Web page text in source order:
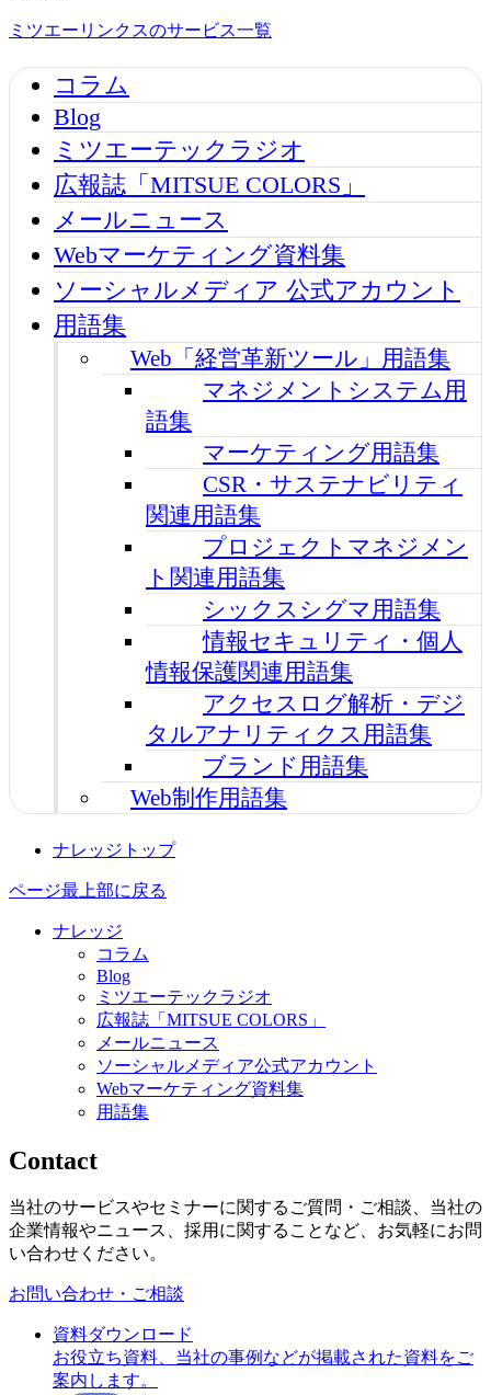
ミツエーリンクスのサービス一覧
コラム
Blog
ミツエーテックラジオ
広報誌「MITSUE COLORS」
メールニュース
Webマーケティング資料集
ソーシャルメディア 公式アカウント
用語集
Web「経営革新ツール」用語集
マネジメントシステム用
語集
マーケティング用語集
CSR・サステナビリティ
関連用語集
プロジェクトマネジメン
ト関連用語集
シックスシグマ用語集
情報セキュリティ・個人
情報保護関連用語集
アクセスログ解析・デジ
タルアナリティクス用語集
ブランド用語集
Web制作用語集
ナレッジトップ
ページ最上部に戻る
ナレッジ
コラム
Blog
ミツエーテックラジオ
広報誌「MITSUE COLORS」
メールニュース
ソーシャルメディア公式アカウント
Webマーケティング資料集
用語集
Contact
当社のサービスやセミナーに関するご質問・ご相談、当社の
企業情報やニュース、採用に関することなど、お気軽にお問
い合わせください。
お問い合わせ・ご相談
資料ダウンロード
お役立ち資料、当社の事例などが掲載された資料をご
案内します。